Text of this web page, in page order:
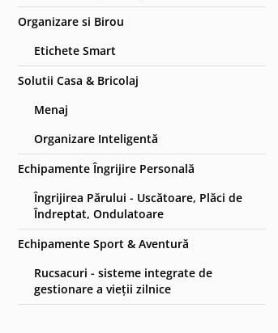
Organizare si Birou
Etichete Smart
Solutii Casa & Bricolaj
Menaj
Organizare Inteligentă
Echipamente Îngrijire Personală
Îngrijirea Părului - Uscătoare, Plăci de
Îndreptat, Ondulatoare
Echipamente Sport & Aventură
Rucsacuri - sisteme integrate de
gestionare a vieții zilnice